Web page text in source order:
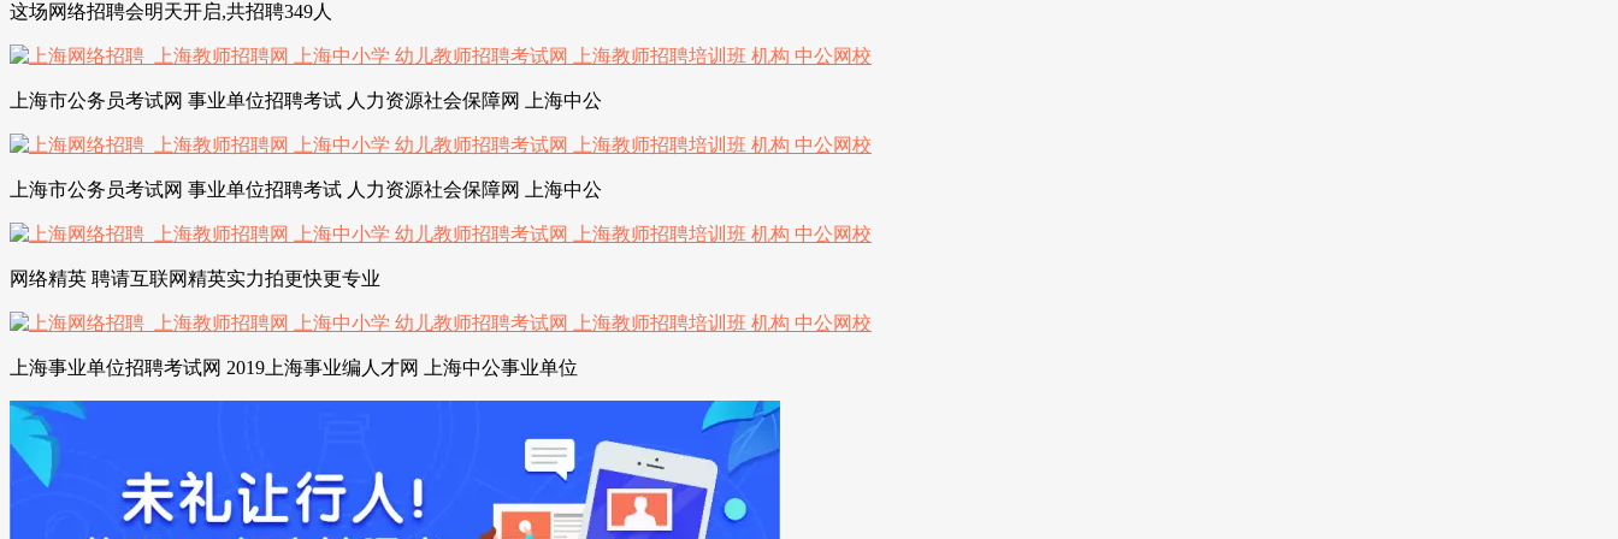
这场网络招聘会明天开启,共招聘349人
上海市公务员考试网 事业单位招聘考试 人力资源社会保障网 上海中公
上海市公务员考试网 事业单位招聘考试 人力资源社会保障网 上海中公
网络精英 聘请互联网精英实力拍更快更专业
上海事业单位招聘考试网 2019上海事业编人才网 上海中公事业单位